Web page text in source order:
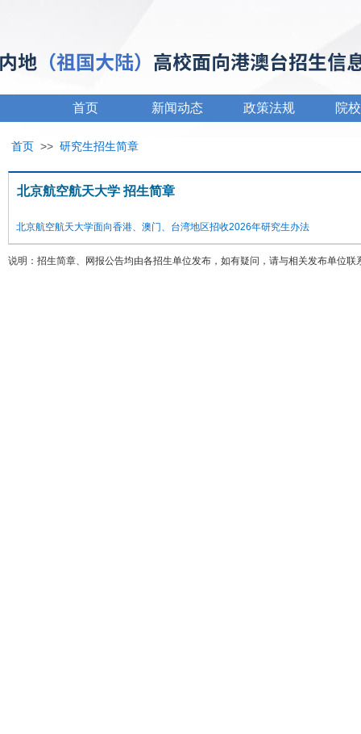
首页 新闻动态 政策法规 院
首页 >> 研究生招生简章
北京航空航天大学 招生简章
北京航空航天大学面向香港、澳门、台湾地区招收2026年研究生办法
说明：招生简章、网报公告均由各招生单位发布，如有疑问，请与相关发布单位